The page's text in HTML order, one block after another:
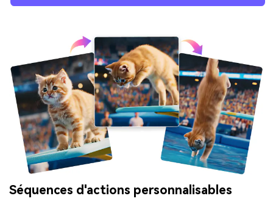
Séquences d'actions personnalisables